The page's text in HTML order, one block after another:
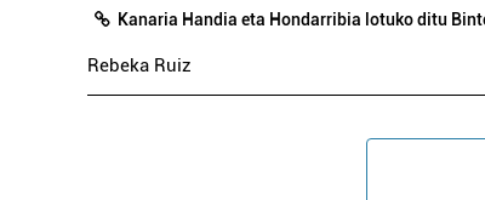
Kanaria Handia eta Hondarribia lotuko ditu
Rebeka Ruiz